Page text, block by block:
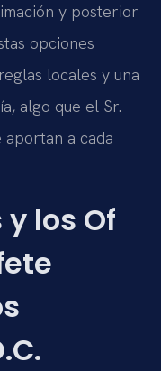
y posterior
opciones
locales y una
algo que el Sr.
a cada
y los Of